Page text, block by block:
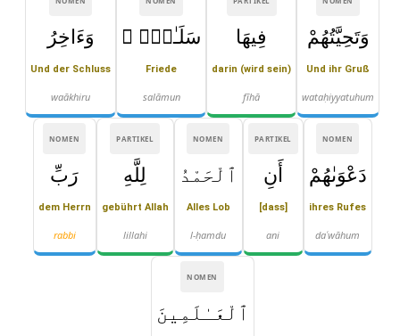
وَتَحِيَّتُهُمْ
Und ihr Gruß
wataḥiyyatuhum
فِيهَا
darin (wird sein)
fīhā
سَلَـٰمٌۭ ۚ
Friede
salāmun
وَءَاخِرُ
Und der Schluss
waākhiru
NOMEN
دَعْوَىٰهُمْ
ihres Rufes
daʿwāhum
PARTIKEL
أَنِ
[dass]
ani
NOMEN
ٱلْحَمْدُ
Alles Lob
l-ḥamdu
PARTIKEL
لِلَّهِ
gebührt Allah
lillahi
NOMEN
رَبِّ
dem Herrn
rabbi
NOMEN
ٱلْعَـٰلَمِينَ